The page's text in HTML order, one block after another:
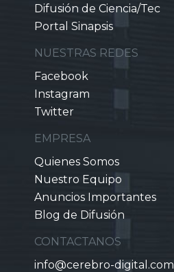
Difusión de Ciencia/Tec
Portal Sinapsis
NUESTRAS REDES
Facebook
Instagram
Twitter
EMPRESA
Quienes Somos
Nuestro Equipo
Anuncios Importantes
Blog de Difusión
CONTACTANOS
info@cerebro-digital.com